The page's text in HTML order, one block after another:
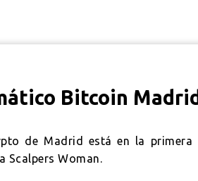
Bitcoin Madrid
de Madrid está en la primera
Scalpers Woman.